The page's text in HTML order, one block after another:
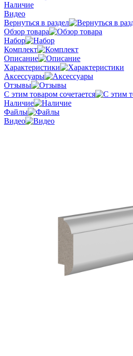
Наличие
Видео
Вернуться в раздел
Обзор товара
Набор
Комплект
Описание
Характеристики
Аксессуары
Отзывы
С этим товаром сочетается
Наличие
Файлы
Видео